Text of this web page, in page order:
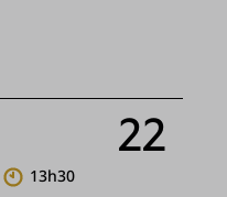
22
13h30